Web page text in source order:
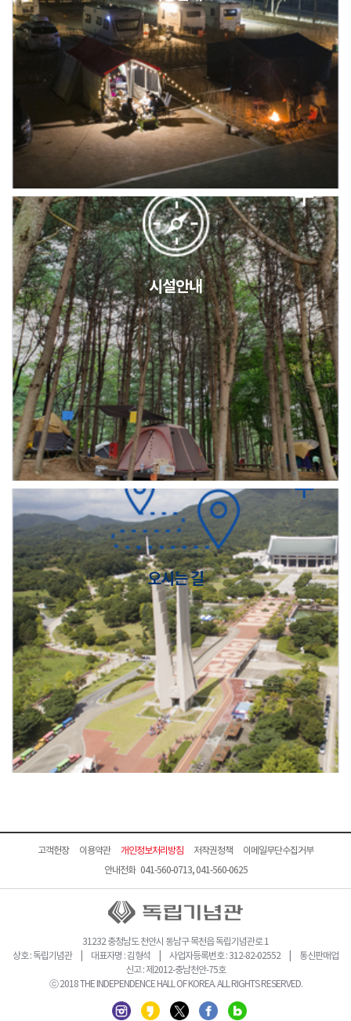
캠핑장(9월1일~6일) 미운영 공지
[6/1]전산시스템 점검 및 안정화에 따른 서비스 이용 제한 안내
시설안내
오시는 길
고객헌장 이용약관 개인정보처리방침 저작권정책
이메일무단수집거부
안내전화 041-560-0713, 041-560-0625
31232 충청남도 천안시 동남구 목천읍 독립기념관로 1
상호 : 독립기념관 | 대표자명 : 김형석 | 사업자등록번호 : 312-82-02552 | 통신판매업
신고 : 제2012-충남천안-75호
ⓒ 2018 THE INDEPENDENCE HALL OF KOREA. ALL RIGHTS RESERVED.